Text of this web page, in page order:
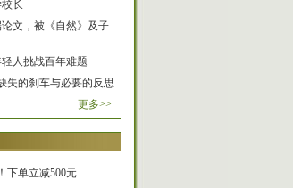
长
文，被《自然》及子
人挑战百年难题
失的刹车与必要的反思
更多>>
下单立减500元